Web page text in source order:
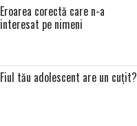
Eroarea corectă care n-a
interesat pe nimeni
Fiul tău adolescent are un cuțit?